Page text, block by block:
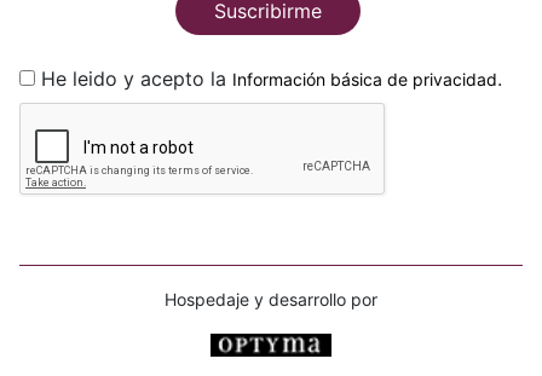
Suscribirme
He leido y acepto la Información básica de privacidad.
Hospedaje y desarrollo por